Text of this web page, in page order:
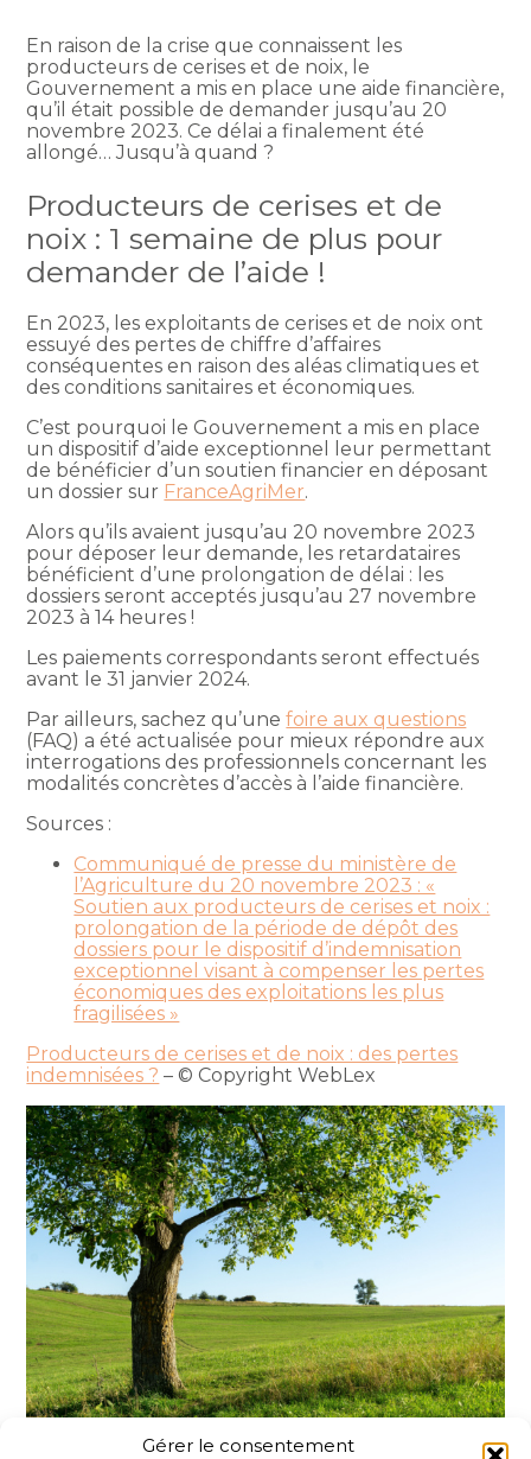
Gérer le consentement
En raison de la crise que connaissent les
producteurs de cerises et de noix, le
Gouvernement a mis en place une aide financière,
qu’il était possible de demander jusqu’au 20
novembre 2023. Ce délai a finalement été
allongé… Jusqu’à quand ?
Producteurs de cerises et de
noix : 1 semaine de plus pour
demander de l’aide !
En 2023, les exploitants de cerises et de noix ont
essuyé des pertes de chiffre d’affaires
conséquentes en raison des aléas climatiques et
des conditions sanitaires et économiques.
C’est pourquoi le Gouvernement a mis en place
un dispositif d’aide exceptionnel leur permettant
de bénéficier d’un soutien financier en déposant
un dossier sur FranceAgriMer.
Alors qu’ils avaient jusqu’au 20 novembre 2023
pour déposer leur demande, les retardataires
bénéficient d’une prolongation de délai : les
dossiers seront acceptés jusqu’au 27 novembre
2023 à 14 heures !
Les paiements correspondants seront effectués
avant le 31 janvier 2024.
Par ailleurs, sachez qu’unefoire aux questions
(FAQ) a été actualisée pour mieux répondre aux
interrogations des professionnels concernant les
modalités concrètes d’accès à l’aide financière.
Sources :
Communiqué de presse du ministère de
l’Agriculture du 20 novembre 2023 : «
Soutien aux producteurs de cerises et noix :
prolongation de la période de dépôt des
dossiers pour le dispositif d’indemnisation
exceptionnel visant à compenser les pertes
économiques des exploitations les plus
fragilisées »
Producteurs de cerises et de noix : des pertes
indemnisées ? – © Copyright WebLex